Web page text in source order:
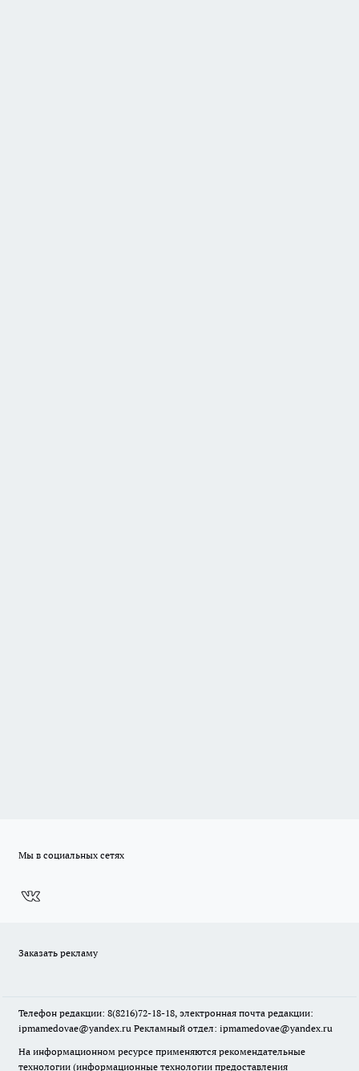
Мы в социальных сетях
Заказать рекламу
Телефон редакции: 8(8216)72-18-18, электронная почта редакции:
ipmamedovae@yandex.ru Рекламный отдел: ipmamedovae@yandex.ru
На информационном ресурсе применяются рекомендательные
технологии (информационные технологии предоставления